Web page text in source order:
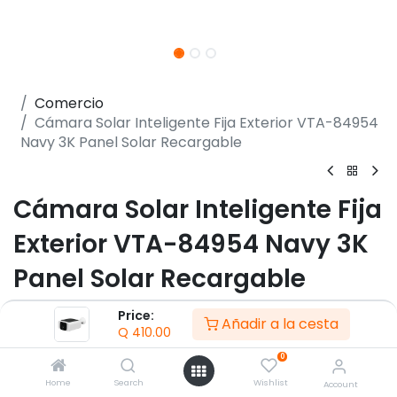
Price:
Q 410.00 Añadir a la cesta
Home Search
0
Wishlist Account
Comercio
Cámara Solar Inteligente Fija Exterior VTA-84954
Navy 3K Panel Solar Recargable
Cámara Solar Inteligente Fija
Exterior VTA-84954 Navy 3K
Panel Solar Recargable
(0 reseña)
-Panel solar integrado para carga continua
-Cámara fija exterior con resolución 3K
-Detección inteligente de movimiento PIR